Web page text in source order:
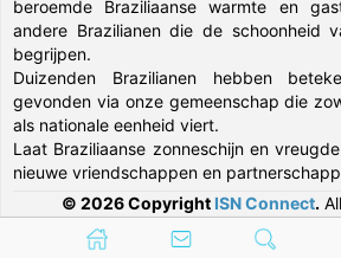
beroemde Braziliaanse warmte en
andere Brazilianen die de schoonheid
begrijpen.
Duizenden Brazilianen hebben
gevonden via onze gemeenschap die
als nationale eenheid viert.
Laat Braziliaanse zonneschijn en
nieuwe vriendschappen en
© 2026 Copyright ISN Connect.